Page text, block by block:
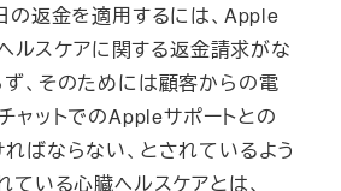
返金を適用するには、Apple
ルスケアに関する返金請求がな
、そのためには顧客からの電
ャットでのAppleサポートとの
ばならない、とされているよう
ている心臓ヘルスケアとは、